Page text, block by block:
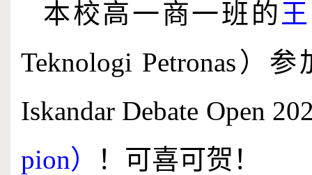
本校高一商一班的
Teknologi Petronas） 参
Iskan­dar Debate Open
pion）
！可喜可贺！